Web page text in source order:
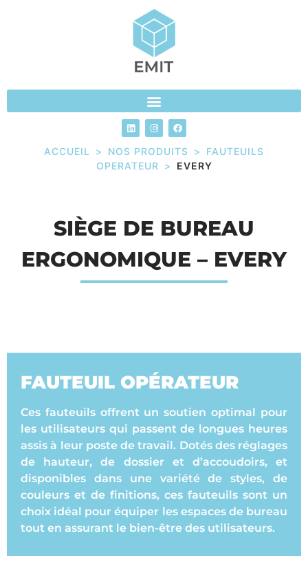
ACCUEIL > NOS PRODUITS >
FAUTEUILS
OPERATEUR
> EVERY
SIÈGE DE BUREAU
ERGONOMIQUE – EVERY
FAUTEUIL OPÉRATEUR
Ces fauteuils offrent un soutien optimal pour
les utilisateurs qui passent de longues heures
assis à leur poste de travail. Dotés des réglages
de hauteur, de dossier et d’accoudoirs, et
disponibles dans une variété de styles, de
couleurs et de finitions, ces fauteuils sont un
choix idéal pour équiper les espaces de bureau
tout en assurant le bien-être des utilisateurs.